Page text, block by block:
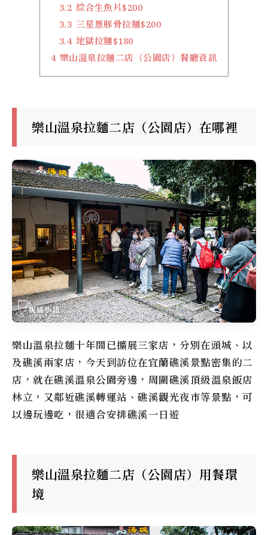
3.2 綜合生魚片$200
3.3 三星蔥豚骨拉麵$200
3.4 地獄拉麵$180
4 樂山溫泉拉麵二店（公園店）餐廳資訊
樂山溫泉拉麵二店（公園店）在哪裡
樂山溫泉拉麵十年間已擴展三家店，分別在頭城、以
及礁溪兩家店，今天到訪位在宜蘭礁溪景點密集的二
店，就在礁溪溫泉公園旁邊，周圍礁溪頂級溫泉飯店
林立，又鄰近礁溪轉運站、礁溪觀光夜市等景點，可
以邊玩邊吃，很適合安排礁溪一日遊
樂山溫泉拉麵二店（公園店）用餐環
境